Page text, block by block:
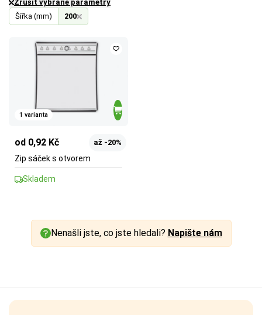
Šířka (mm) 200
Zrušit vybrané parametry
1 varianta
od 0,92 Kč až -20%
Zip sáček s otvorem
Skladem
Nenašli jste, co jste hledali? Napište nám